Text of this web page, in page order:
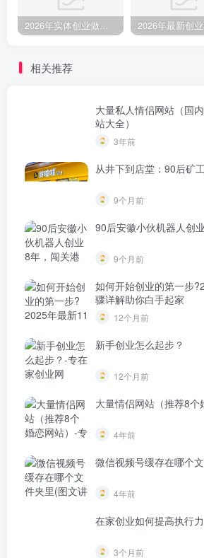
2026年实体创业做什么比较稳？这5个线下生意客流很踏实
相关推荐
大量私人情侣网站（国
站大全）
3年前
从井下到店堂：90后矿
9个月前
90后安徽小伙机器人创
9个月前
如何开始创业的第一步
骤详解助你白手起家
12个月前
新手创业怎么起步？
12个月前
大量情侣网站（推荐8个
4年前
微信视频号缓存在哪个
4年前
在家创业如何提高执行力
3个月前